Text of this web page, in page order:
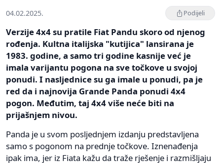
04.02.2025. Podijeli
Verzije 4x4 su pratile Fiat Pandu skoro od njenog
rođenja. Kultna italijska "kutijica" lansirana je
1983. godine, a samo tri godine kasnije već je
imala varijantu pogona na sve točkove u svojoj
ponudi. I nasljednice su ga imale u ponudi, pa je
red da i najnovija Grande Panda ponudi 4x4
pogon. Međutim, taj 4x4 više neće biti na
prijašnjem nivou.
Panda je u svom posljednjem izdanju predstavljena
samo s pogonom na prednje točkove. Iznenađenja
ipak ima, jer iz Fiata kažu da traže rješenje i razmišljaju